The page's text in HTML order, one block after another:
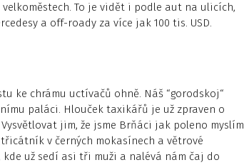
To je vidět i podle aut na ulicích,
a off-roady za více jak 100 tis. USD.
ke chrámu uctívačů ohně. Náš “gorodskoj“
paláci. Hlouček taxikářů je už zpraven o
Vysvětlovat jim, že jsme Brňáci jak poleno myslím
v černých mokasínech a větrové
už sedí asi tři muži a nalévá nám čaj do